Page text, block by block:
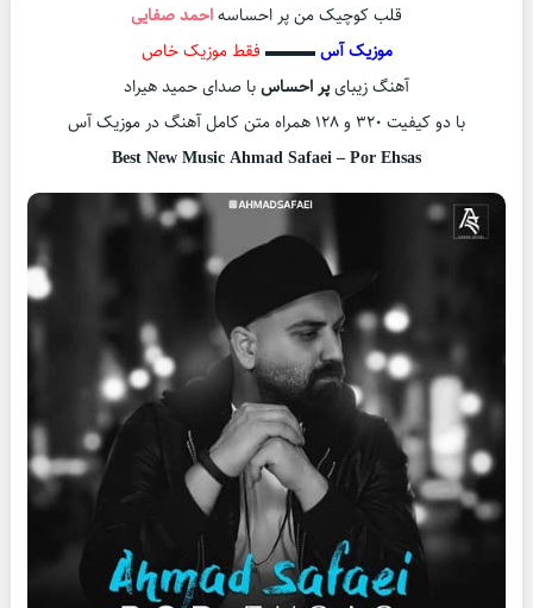
قلب کوچیک من پر احساسهاحمد صفایی
موزیک آس▬▬▬ فقط موزیک خاص
آهنگ زیبایپر احساسبا صدای حمید هیراد
با دو کیفیت ۳۲۰ و ۱۲۸ همراه متن کامل آهنگ در موزیک آس
Best New Music Ahmad Safaei – Por Ehsas